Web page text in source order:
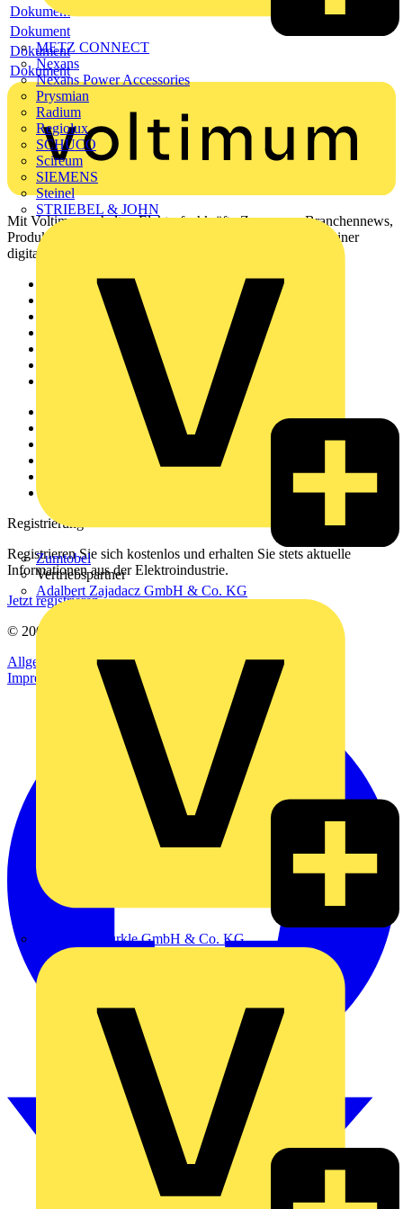
METZ CONNECT
Nexans
Nexans Power Accessories
Prysmian
Radium
Regiolux
SCHÜCO
Scireum
SIEMENS
Steinel
STRIEBEL & JOHN
Zumtobel
Vertriebspartner
Adalbert Zajadacz GmbH & Co. KG
Alexander Bürkle GmbH & Co. KG
Dokument
Dokument
Dokument
Dokument
Mit Voltimum erhalten Elektrofachkräfte Zugang zu Branchennews,
Produktinformationen, Schulungen und Tools – alles auf einer
digitalen Plattform und Community.
Produktsuche
Downloadbereich (PDFs)
Registrierung
Registrieren Sie sich kostenlos und erhalten Sie stets aktuelle
Informationen aus der Elektroindustrie.
Jetzt registrieren
© 2002-
Allgemeine Geschäftsbedingungen
Datenschutzerklärung
Impressum